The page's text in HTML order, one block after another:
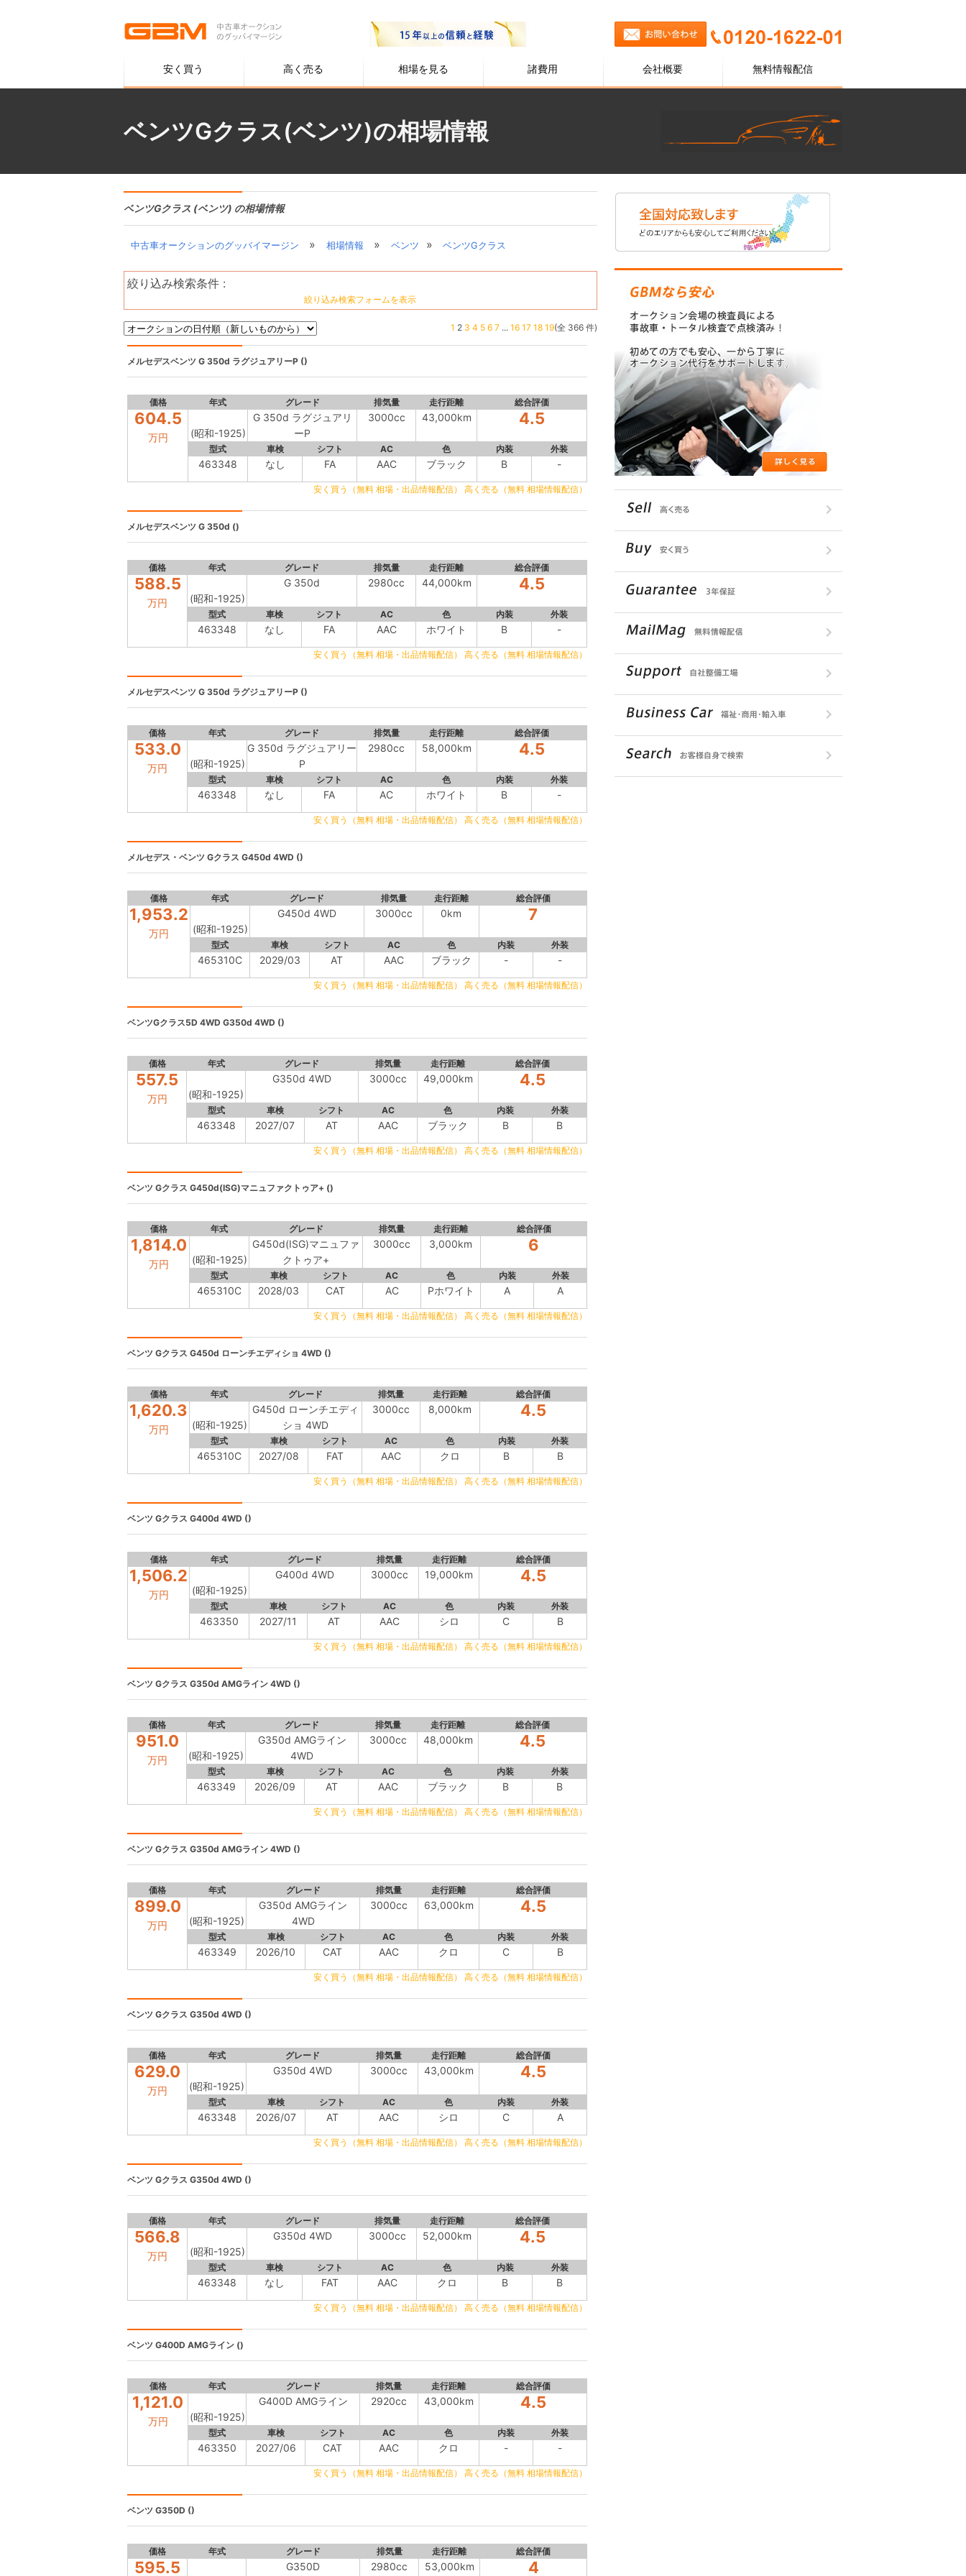
安く買う 高く売る 相場を見る 諸費用 会社概要 無料情報配信
ベンツGクラス(ベンツ)の相場情報
ベンツGクラス (ベンツ) の相場情報
中古車オークションのグッバイマージン » 相場情報 » ベンツ » ベンツGクラス
絞り込み検索条件 :
絞り込み検索フォームを表示
1 2 3 4 5 6 7... 16 17 18 19(全 366 件)
メルセデスベンツ G 350d ラグジュアリーP ()
価格 年式 グレード 排気量 走行距離 総合評価
604.5
万円 (昭和-1925)
G 350d ラグジュアリ
ーP
3000cc 43,000km 4.5
型式 車検 シフト AC 色 内装 外装
463348 なし FA AAC ブラック B -
安く買う（無料 相場・出品情報配信） 高く売る（無料 相場情報配信）
メルセデスベンツ G 350d ()
価格 年式 グレード 排気量 走行距離 総合評価
588.5
万円 (昭和-1925)
G 350d 2980cc 44,000km 4.5
型式 車検 シフト AC 色 内装 外装
463348 なし FA AAC ホワイト B -
安く買う（無料 相場・出品情報配信） 高く売る（無料 相場情報配信）
メルセデスベンツ G 350d ラグジュアリーP ()
価格 年式 グレード 排気量 走行距離 総合評価
533.0
万円 (昭和-1925)
G 350d ラグジュアリー
P
2980cc 58,000km 4.5
型式 車検 シフト AC 色 内装 外装
463348 なし FA AC ホワイト B -
安く買う（無料 相場・出品情報配信） 高く売る（無料 相場情報配信）
メルセデス・ベンツ Gクラス G450d 4WD ()
価格 年式 グレード 排気量 走行距離 総合評価
1,953.2
万円 (昭和-1925)
G450d 4WD 3000cc 0km 7
型式 車検 シフト AC 色 内装 外装
465310C 2029/03 AT AAC ブラック - -
安く買う（無料 相場・出品情報配信） 高く売る（無料 相場情報配信）
ベンツGクラス5D 4WD G350d 4WD ()
価格 年式 グレード 排気量 走行距離 総合評価
557.5
万円 (昭和-1925)
G350d 4WD 3000cc 49,000km 4.5
型式 車検 シフト AC 色 内装 外装
463348 2027/07 AT AAC ブラック B B
安く買う（無料 相場・出品情報配信） 高く売る（無料 相場情報配信）
ベンツ Gクラス G450d(ISG)マニュファクトゥア+ ()
価格 年式 グレード 排気量 走行距離 総合評価
1,814.0
万円 (昭和-1925)
G450d(ISG)マニュファ
クトゥア+
3000cc 3,000km 6
型式 車検 シフト AC 色 内装 外装
465310C 2028/03 CAT AC Pホワイト A A
安く買う（無料 相場・出品情報配信） 高く売る（無料 相場情報配信）
ベンツ Gクラス G450d ローンチエディショ 4WD ()
価格 年式 グレード 排気量 走行距離 総合評価
1,620.3
万円 (昭和-1925)
G450d ローンチエディ
ショ 4WD
3000cc 8,000km 4.5
型式 車検 シフト AC 色 内装 外装
465310C 2027/08 FAT AAC クロ B B
安く買う（無料 相場・出品情報配信） 高く売る（無料 相場情報配信）
ベンツ Gクラス G400d 4WD ()
価格 年式 グレード 排気量 走行距離 総合評価
1,506.2
万円 (昭和-1925)
G400d 4WD 3000cc 19,000km 4.5
型式 車検 シフト AC 色 内装 外装
463350 2027/11 AT AAC シロ C B
安く買う（無料 相場・出品情報配信） 高く売る（無料 相場情報配信）
ベンツ Gクラス G350d AMGライン 4WD ()
価格 年式 グレード 排気量 走行距離 総合評価
951.0
万円 (昭和-1925)
G350d AMGライン
4WD
3000cc 48,000km 4.5
型式 車検 シフト AC 色 内装 外装
463349 2026/09 AT AAC ブラック B B
安く買う（無料 相場・出品情報配信） 高く売る（無料 相場情報配信）
ベンツ Gクラス G350d AMGライン 4WD ()
価格 年式 グレード 排気量 走行距離 総合評価
899.0
万円 (昭和-1925)
G350d AMGライン
4WD
3000cc 63,000km 4.5
型式 車検 シフト AC 色 内装 外装
463349 2026/10 CAT AAC クロ C B
安く買う（無料 相場・出品情報配信） 高く売る（無料 相場情報配信）
ベンツ Gクラス G350d 4WD ()
価格 年式 グレード 排気量 走行距離 総合評価
629.0
万円 (昭和-1925)
G350d 4WD 3000cc 43,000km 4.5
型式 車検 シフト AC 色 内装 外装
463348 2026/07 AT AAC シロ C A
安く買う（無料 相場・出品情報配信） 高く売る（無料 相場情報配信）
ベンツ Gクラス G350d 4WD ()
価格 年式 グレード 排気量 走行距離 総合評価
566.8
万円 (昭和-1925)
G350d 4WD 3000cc 52,000km 4.5
型式 車検 シフト AC 色 内装 外装
463348 なし FAT AAC クロ B B
安く買う（無料 相場・出品情報配信） 高く売る（無料 相場情報配信）
ベンツ G400D AMGライン ()
価格 年式 グレード 排気量 走行距離 総合評価
1,121.0
万円 (昭和-1925)
G400D AMGライン 2920cc 43,000km 4.5
型式 車検 シフト AC 色 内装 外装
463350 2027/06 CAT AAC クロ - -
安く買う（無料 相場・出品情報配信） 高く売る（無料 相場情報配信）
ベンツ G350D ()
価格 年式 グレード 排気量 走行距離 総合評価
595.5 G350D 2980cc 53,000km 4